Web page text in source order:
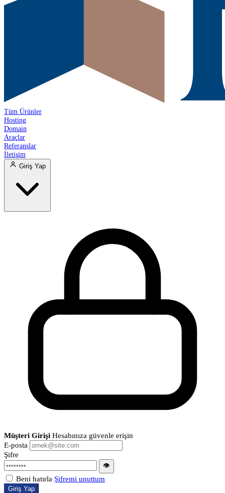
Tüm Ürünler
Hosting
Domain
Araçlar
Referanslar
İletişim
Giriş Yap
Müşteri Girişi Hesabınıza güvenle erişin
E-posta
Şifre
👁
Beni hatırla Şifremi unuttum
Giriş Yap